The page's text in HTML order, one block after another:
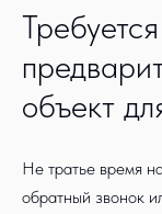
объект
Не тратье время
обратный звонок